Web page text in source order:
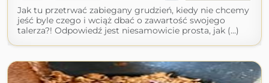
Jak tu przetrwać zabiegany grudzień, kiedy nie chcemy
jeść byle czego i wciąż dbać o zawartość swojego
talerza?! Odpowiedź jest niesamowicie prosta, jak (...)